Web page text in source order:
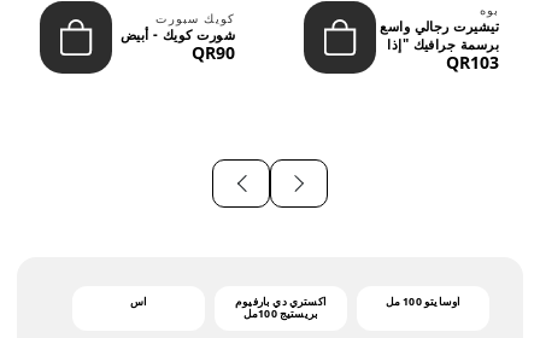
بوه
تيشيرت رجالي واسع
برسمة جرافيك "إذا
لم نُعجبك...
QR103
كويك سبورت
شورت كويك - أبيض
QR90
أوسايتو 100 مل
اكستري دي بارفيوم
بريستيج 100مل
اس